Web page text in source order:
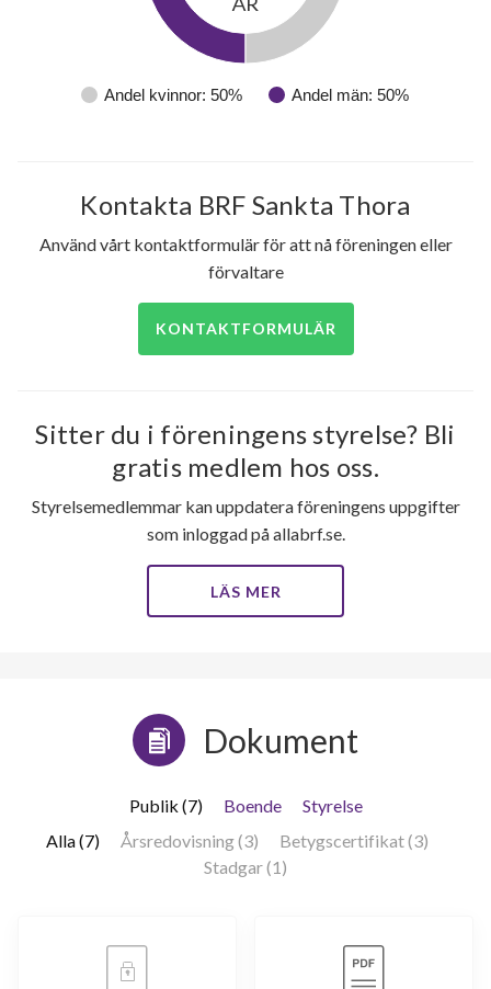
Andel kvinnor: 50% Andel män: 50%
Kontakta BRF Sankta Thora
Använd vårt kontaktformulär för att nå föreningen eller
förvaltare
KONTAKTFORMULÄR
Sitter du i föreningens styrelse? Bli
gratis medlem hos oss.
Styrelsemedlemmar kan uppdatera föreningens uppgifter
som inloggad på allabrf.se.
LÄS MER
Dokument
Publik (7) Boende
Styrelse
Alla (7)
Årsredovisning (3)
Betygscertifikat (3)
Stadgar (1)